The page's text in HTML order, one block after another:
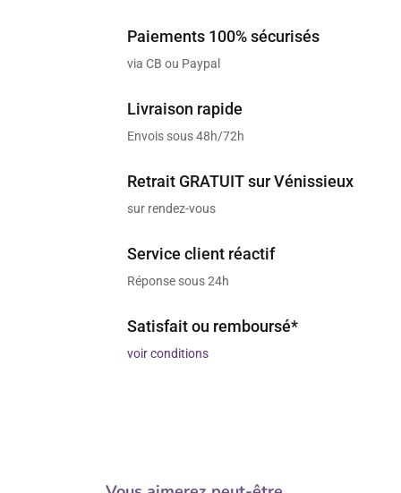
Paiements 100% sécurisés
via CB ou Paypal
Livraison rapide
Envois sous 48h/72h
Retrait GRATUIT sur Vénissieux
sur rendez-vous
Service client réactif
Réponse sous 24h
Satisfait ou remboursé*
voir conditions